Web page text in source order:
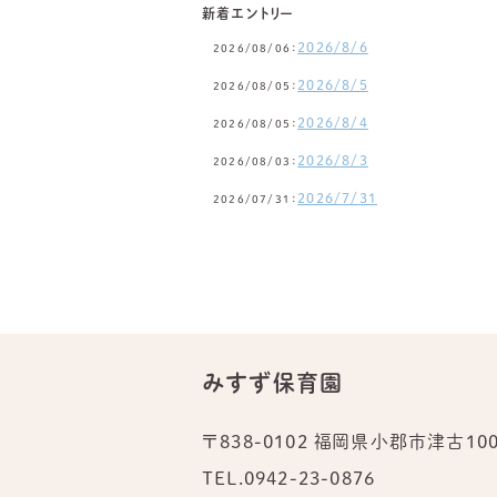
新着エントリー
2026/08/06： 2026/8/6
2026/08/05： 2026/8/5
2026/08/05： 2026/8/4
2026/08/03： 2026/8/3
2026/07/31： 2026/7/31
みすず保育園
〒838-0102 福岡県小郡市津古
TEL.0942-23-0876